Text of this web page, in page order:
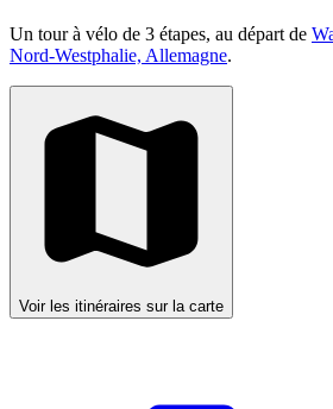
Un tour à vélo de 3 étapes, au départ de
Nord-Westphalie, Allemagne.
Voir les itinéraires sur la carte